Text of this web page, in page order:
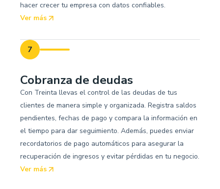
hacer crecer tu empresa con datos confiables.
Ver más
7
Cobranza de deudas
Con Treinta llevas el control de las deudas de tus
clientes de manera simple y organizada. Registra saldos
pendientes, fechas de pago y compara la información en
el tiempo para dar seguimiento. Además, puedes enviar
recordatorios de pago automáticos para asegurar la
recuperación de ingresos y evitar pérdidas en tu negocio.
Ver más